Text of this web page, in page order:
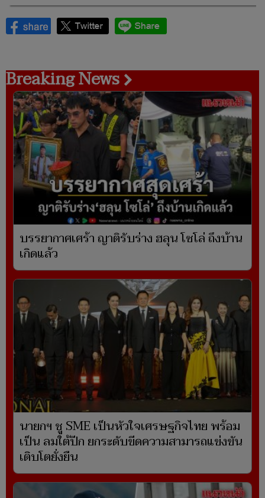
Breaking News
บรรยากาศเศร้า ญาติรับร่าง ฮลุน โซโล่ ถึงบ้าน
เกิดแล้ว
นายกฯ ชู SME เป็นหัวใจเศรษฐกิจไทย พร้อม
เป็น ลมใต้ปีก ยกระดับขีดความสามารถแข่งขัน
เติบโตยั่งยืน